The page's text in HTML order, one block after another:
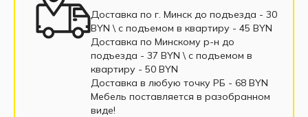
Детские кресло-диваны
Детский выкатной диван
Детский диван без механизма
Детские кресло-кровати
Детские кушетки
Доставка по г. Минск до подъезда - 30
BYN \ c подъемом в квартиру - 45 BYN
Доставка по Минскому р-н до
подъезда - 37 BYN \ c подъемом в
квартиру - 50 BYN
Доставка в любую точку РБ - 68 BYN
Мебель поставляется в разобранном
виде!